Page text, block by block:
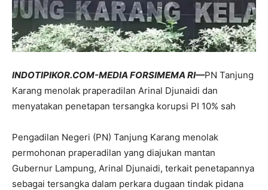
INDOTIPIKOR.COM-MEDIA FORSIMEMA RI—PN Tanjung
Karang menolak praperadilan Arinal Djunaidi dan
menyatakan penetapan tersangka korupsi PI 10% sah
Pengadilan Negeri (PN) Tanjung Karang menolak
permohonan praperadilan yang diajukan mantan
Gubernur Lampung, Arinal Djunaidi, terkait penetapannya
sebagai tersangka dalam perkara dugaan tindak pidana